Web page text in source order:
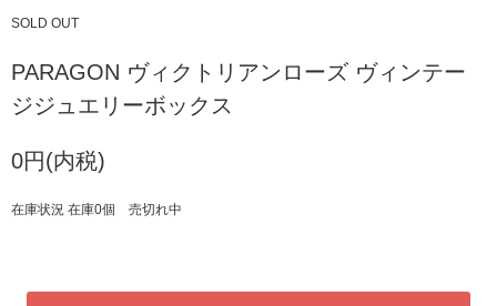
SOLD OUT
PARAGON ヴィクトリアンローズ ヴィンテー
ジジュエリーボックス
0円(内税)
在庫状況 在庫0個 売切れ中